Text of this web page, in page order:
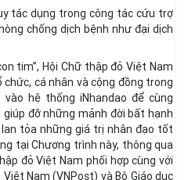
tác dụng trong công tác cứu trợ
chống dịch bệnh như đại dịch
tim”, Hội Chữ thập đỏ Việt Nam
chức, cá nhân và cộng đồng trong
hệ thống iNhandao để cùng
đỡ những mảnh đời bất hạnh
tỏa những giá trị nhân đạo tốt
tại Chương trình này, thông qua
đỏ Việt Nam phối hợp cùng với
Nam (VNPost) và Bộ Giáo dục